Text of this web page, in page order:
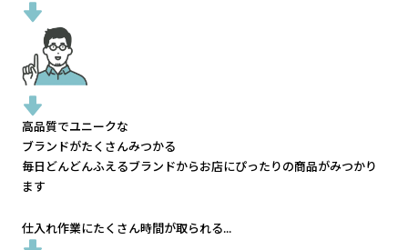
高品質でユニークな
ブランドがたくさんみつかる
毎日どんどんふえるブランドからお店にぴったりの商品がみつかり
ます
仕入れ作業にたくさん時間が取られる...